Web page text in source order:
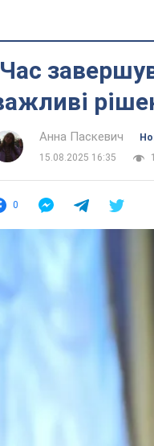
Анна Паскевич
15.08.2025 16:35
0